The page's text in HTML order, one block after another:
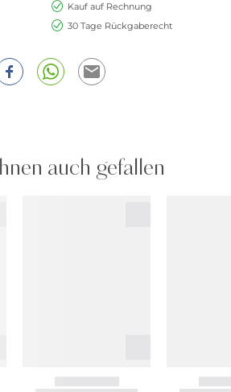
Kauf auf Rechnung
30 Tage Rückgaberecht
auch gefallen